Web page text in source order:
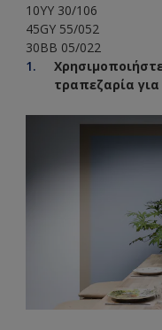
10YY 30/106
45GY 55/052
30BB 05/022
τραπεζαρία